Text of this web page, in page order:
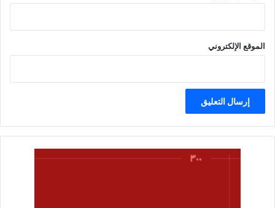
الموقع الإلكتروني